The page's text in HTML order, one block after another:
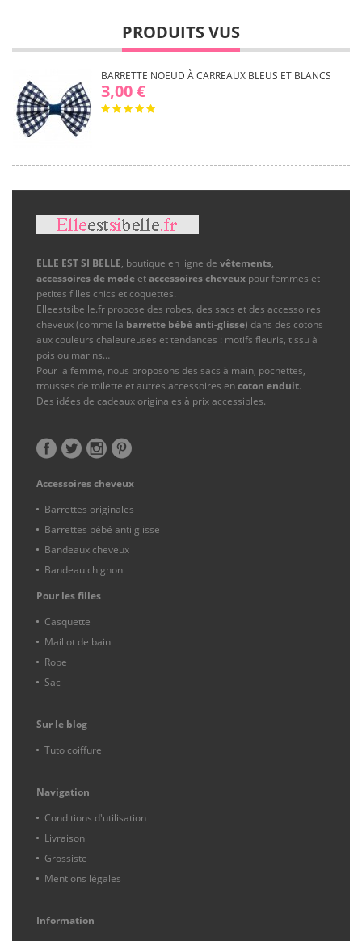
PRODUITS VUS
BARRETTE NOEUD À CARREAUX BLEUS ET BLANCS
3,00 €
ELLE EST SI BELLE, boutique en ligne de vêtements,
accessoires de mode etaccessoires cheveux pour femmes et
petites filles chics et coquettes.
Elleestsibelle.fr propose des robes, des sacs et des accessoires
cheveux (comme la barrette bébé anti-glisse) dans des cotons
aux couleurs chaleureuses et tendances : motifs fleuris, tissu à
pois ou marins…
Pour la femme, nous proposons des sacs à main, pochettes,
trousses de toilette et autres accessoires encoton enduit.
Des idées de cadeaux originales à prix accessibles.
Accessoires cheveux
Barrettes originales
Barrettes bébé anti glisse
Bandeaux cheveux
Bandeau chignon
Pour les filles
Casquette
Maillot de bain
Robe
Sac
Sur le blog
Tuto coiffure
Navigation
Conditions d'utilisation
Livraison
Grossiste
Mentions légales
Information